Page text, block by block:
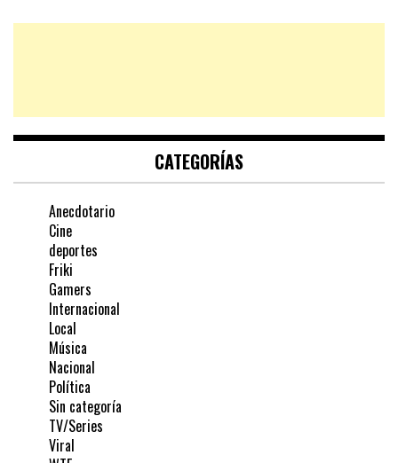
CATEGORÍAS
Anecdotario
Cine
deportes
Friki
Gamers
Internacional
Local
Música
Nacional
Política
Sin categoría
TV/Series
Viral